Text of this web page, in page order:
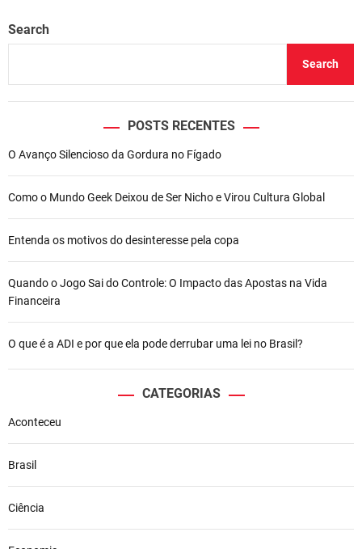
Search
Search
POSTS RECENTES
O Avanço Silencioso da Gordura no Fígado
Como o Mundo Geek Deixou de Ser Nicho e Virou Cultura Global
Entenda os motivos do desinteresse pela copa
Quando o Jogo Sai do Controle: O Impacto das Apostas na Vida
Financeira
O que é a ADI e por que ela pode derrubar uma lei no Brasil?
CATEGORIAS
Aconteceu
Brasil
Ciência